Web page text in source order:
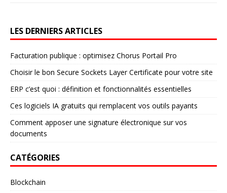
LES DERNIERS ARTICLES
Facturation publique : optimisez Chorus Portail Pro
Choisir le bon Secure Sockets Layer Certificate pour votre site
ERP c’est quoi : définition et fonctionnalités essentielles
Ces logiciels IA gratuits qui remplacent vos outils payants
Comment apposer une signature électronique sur vos
documents
CATÉGORIES
Blockchain